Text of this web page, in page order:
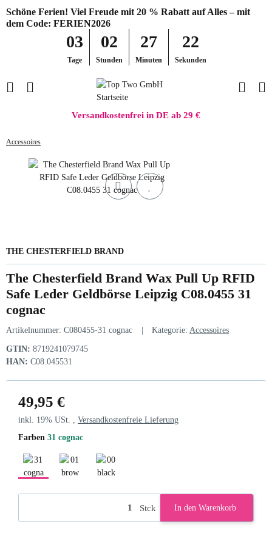
Schöne Ferien! Viel Freude mit 20 % Rabatt auf Alles – mit
dem Code: FERIEN2026
03
Tage
02
Stunden
27
Minuten
22
Sekunden
Versandkostenfrei in DE ab 29 €
Accessoires
THE CHESTERFIELD BRAND
The Chesterfield Brand Wax Pull Up RFID
Safe Leder Geldbörse Leipzig C08.0455 31
cognac
Artikelnummer: C080455-31 cognac Kategorie: Accessoires
GTIN: 8719241079745
HAN: C08.045531
49,95 €
inkl. 19% USt. , Versandkostenfreie Lieferung
Farben 31 cognac
Stck In den Warenkorb